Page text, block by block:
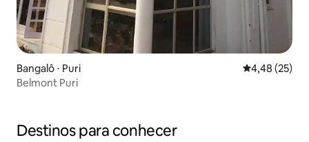
Bangalô ⋅ Puri 4,48 de uma
4,48 (25)
Belmont Puri
Destinos para conhecer